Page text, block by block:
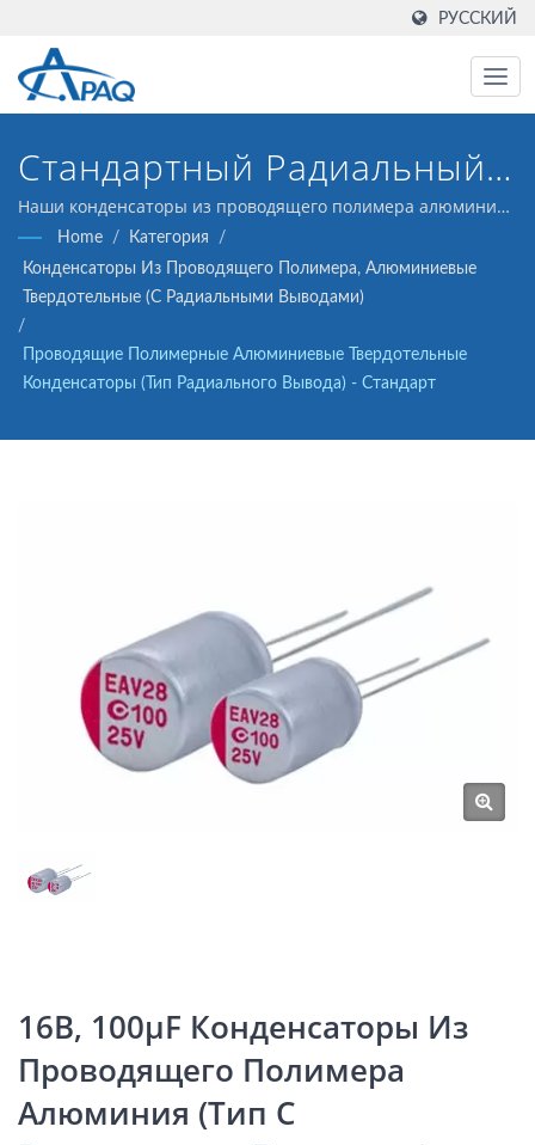
РУССКИЙ
Стандартный Радиальный
Вывод, 2000 Часов При
105°C, Экономичное
Общее Решение На 2.5-16В
Наши конденсаторы из проводящего полимера алюминия
с ESR25 на 16В 100μF (тип с радиальными выводами)
предназначены для использования в DC-DC
преобразователях, регуляторах напряжения и в схемах
развязки.
Home / Категория
/
Конденсаторы Из Проводящего Полимера, Алюминиевые
Твердотельные (с Радиальными Выводами)
/
Проводящие Полимерные Алюминиевые Твердотельные
Конденсаторы (тип Радиального Вывода) - Стандарт
16В, 100μF Конденсаторы Из
Проводящего Полимера
Алюминия (тип С